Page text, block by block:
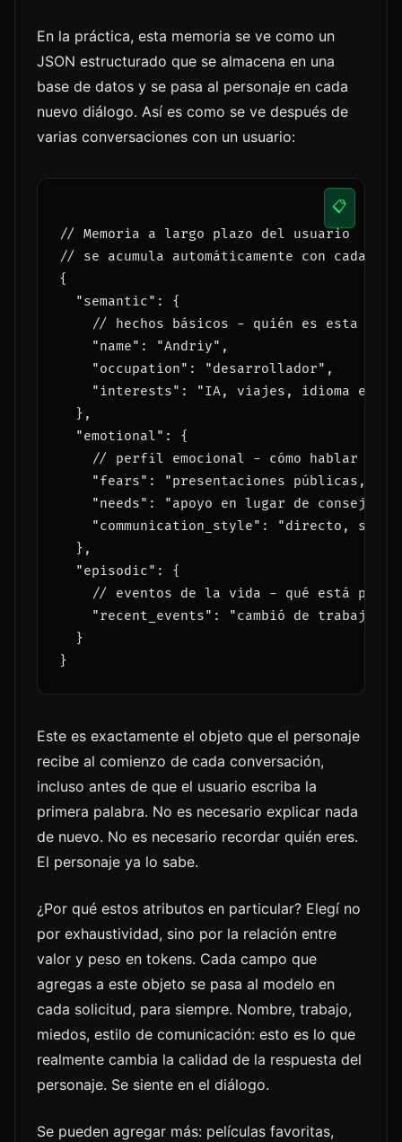
En la práctica, esta memoria se ve como un
JSON estructurado que se almacena en una
base de datos y se pasa al personaje en cada
nuevo diálogo. Así es como se ve después de
varias conversaciones con un usuario:
// Memoria a largo plazo del usuario
// se acumula automáticamente con cada
{
  "semantic": {
// hechos básicos - quién es esta
    "name": "Andriy",
    "occupation": "desarrollador",
"interests": "IA, viajes, idioma
  },
  "emotional": {
// perfil emocional - cómo hablar con
"fears": "presentaciones públicas,
    "needs": "apoyo en lugar de consejos",
"communication_style": "directo, sin
  },
  "episodic": {
// eventos de la vida - qué está
"recent_events": "cambió de trabajo,
  }
📋
Este es exactamente el objeto que el personaje
recibe al comienzo de cada conversación,
incluso antes de que el usuario escriba la
primera palabra. No es necesario explicar nada
de nuevo. No es necesario recordar quién eres.
El personaje ya lo sabe.
¿Por qué estos atributos en particular? Elegí no
por exhaustividad, sino por la relación entre
valor y peso en tokens. Cada campo que
agregas a este objeto se pasa al modelo en
cada solicitud, para siempre. Nombre, trabajo,
miedos, estilo de comunicación: esto es lo que
realmente cambia la calidad de la respuesta del
personaje. Se siente en el diálogo.
Se pueden agregar más: películas favoritas,